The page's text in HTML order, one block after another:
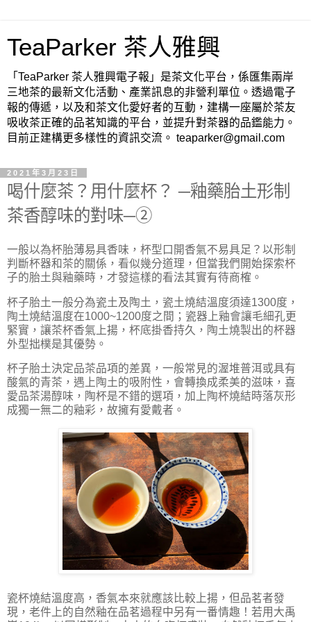
TeaParker 茶人雅興
「TeaParker 茶人雅興電子報」是茶文化平台，係匯集兩岸
三地茶的最新文化活動、產業訊息的非營利單位。透過電子
報的傳遞，以及和茶文化愛好者的互動，建構一座屬於茶友
吸收茶正確的品茗知識的平台，並提升對茶器的品鑑能力。
目前正建構更多樣性的資訊交流。 teaparker@gmail.com
2021年3月23日
喝什麼茶？用什麼杯？ ─釉藥胎土形制
茶香醇味的對味─②
一般以為杯胎薄易具香味，杯型口開香氣不易具足？以形制
判斷杯器和茶的關係，看似幾分道理，但當我們開始探索杯
子的胎土與釉藥時，才發這樣的看法其實有待商榷。
杯子胎土一般分為瓷土及陶土，瓷土燒結溫度須達1300度，
陶土燒結溫度在1000~1200度之間；瓷器上釉會讓毛細孔更
緊實，讓茶杯香氣上揚，杯底掛香持久，陶土燒製出的杯器
外型拙樸是其優勢。
杯子胎土決定品茶品項的差異，一般常見的渥堆普洱或具有
酸氣的青茶，遇上陶土的吸附性，會轉換成柔美的滋味，喜
愛品茶湯醇味，陶杯是不錯的選項，加上陶杯燒結時落灰形
成獨一無二的釉彩，故擁有愛戴者。
瓷杯燒結溫度高，香氣本來就應該比較上揚，但品茗者發
現，老件上的自然釉在品茗過程中另有一番情趣！若用大禹